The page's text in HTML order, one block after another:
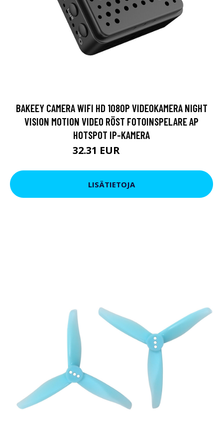
BAKEEY CAMERA WIFI HD 1080P VIDEOKAMERA NIGHT
VISION MOTION VIDEO RÖST FOTOINSPELARE AP
HOTSPOT IP-KAMERA
32.31 EUR
LISÄTIETOJA